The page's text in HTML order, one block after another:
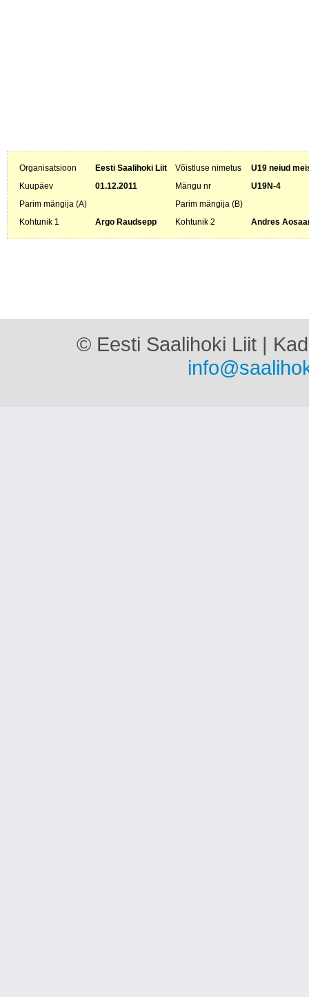
Organisatsioon Eesti Saalihoki Liit Võistluse nimetus
U19 neiud
Kuupäev
01.12.2011 Mängu nr
U19N-4
Parim mängija (A)
Parim mängija (B)
Kohtunik 1
Argo Raudsepp Kohtunik 2 Andres
© Eesti Saalihoki Liit |